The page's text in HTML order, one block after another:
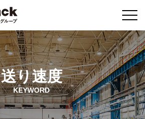
メ
ュ
ー
ボ
タ
ン
送り速度
KEYWORD